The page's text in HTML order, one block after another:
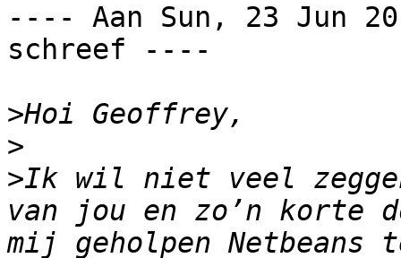
---- Aan Sun, 23 Jun
schreef ----
>
>
>Ik wil niet veel
van jou en zo’n korte